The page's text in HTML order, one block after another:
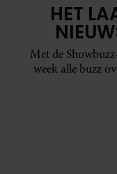
HET
Met de
week alle buzz